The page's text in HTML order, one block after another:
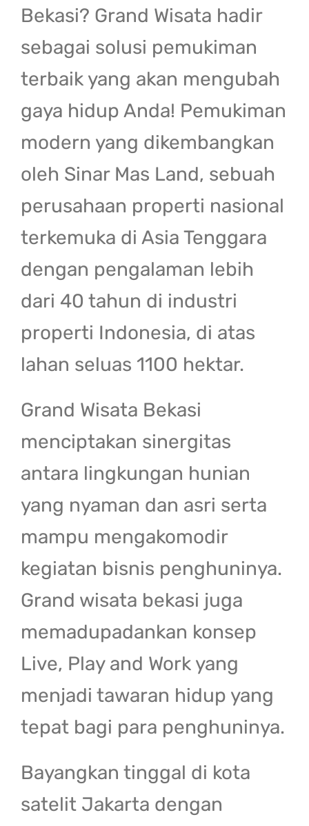
Bekasi? Grand Wisata hadir
sebagai solusi pemukiman
terbaik yang akan mengubah
gaya hidup Anda! Pemukiman
modern yang dikembangkan
oleh Sinar Mas Land, sebuah
perusahaan properti nasional
terkemuka di Asia Tenggara
dengan pengalaman lebih
dari 40 tahun di industri
properti Indonesia, di atas
lahan seluas 1100 hektar.
Grand Wisata Bekasi
menciptakan sinergitas
antara lingkungan hunian
yang nyaman dan asri serta
mampu mengakomodir
kegiatan bisnis penghuninya.
Grand wisata bekasi juga
memadupadankan konsep
Live, Play and Work yang
menjadi tawaran hidup yang
tepat bagi para penghuninya.
Bayangkan tinggal di kota
satelit Jakarta dengan